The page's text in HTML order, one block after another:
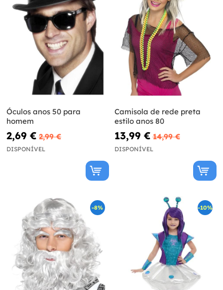
Óculos anos 50 para
homem
2,69 € 2,99 €
DISPONÍVEL
Camisola de rede preta
estilo anos 80
13,99 € 14,99 €
DISPONÍVEL
-8% -10%